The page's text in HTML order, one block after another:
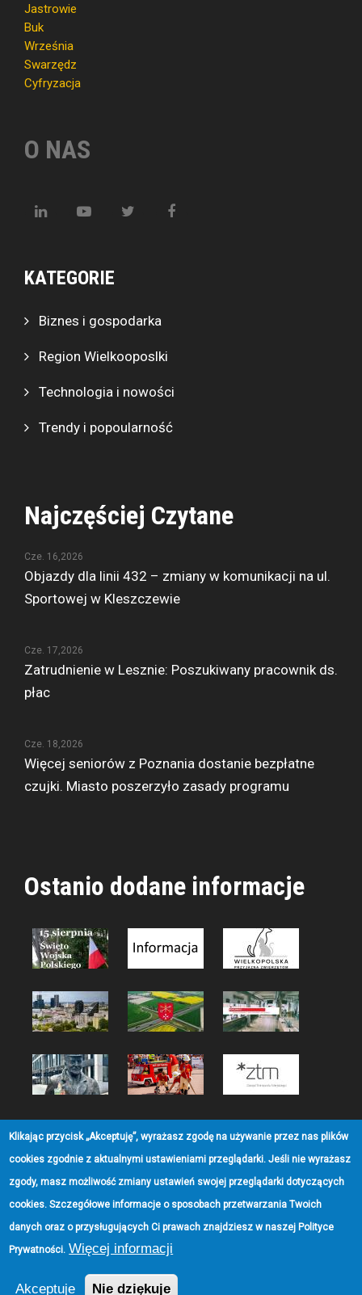
Jastrowie
Buk
Września
Swarzędz
Cyfryzacja
O NAS
KATEGORIE
Biznes i gospodarka
Region Wielkooposlki
Technologia i nowości
Trendy i popoularność
Najczęściej Czytane
Cze. 16,2026
Objazdy dla linii 432 – zmiany w komunikacji na ul.
Sportowej w Kleszczewie
Cze. 17,2026
Zatrudnienie w Lesznie: Poszukiwany pracownik ds.
płac
Cze. 18,2026
Więcej seniorów z Poznania dostanie bezpłatne
czujki. Miasto poszerzyło zasady programu
Ostanio dodane informacje
Email
Klikając przycisk „Akceptuję”, wyrażasz zgodę na używanie przez nas plików
cookies zgodnie z aktualnymi ustawieniami przeglądarki. Jeśli nie wyrażasz
zgody, masz możliwość zmiany ustawień swojej przeglądarki dotyczących
cookies. Szczegółowe informacje o sposobach przetwarzania Twoich
danych oraz o przysługujących Ci prawach znajdziesz w naszej Polityce
Prywatności. Więcej informacji
Akceptuje Nie dziękuje